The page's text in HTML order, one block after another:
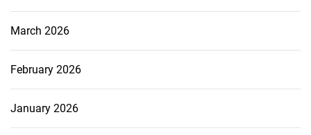
March 2026
February 2026
January 2026